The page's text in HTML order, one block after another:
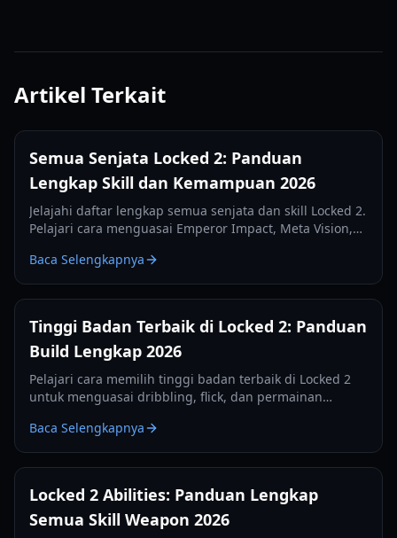
Artikel Terkait
Semua Senjata Locked 2: Panduan
Lengkap Skill dan Kemampuan 2026
Jelajahi daftar lengkap semua senjata dan skill Locked 2.
Pelajari cara menguasai Emperor Impact, Meta Vision,
2026 ini.
Baca Selengkapnya
Tinggi Badan Terbaik di Locked 2: Panduan
Build Lengkap 2026
Pelajari cara memilih tinggi badan terbaik di Locked 2
untuk menguasai dribbling, flick, dan permainan
untuk tahun 2026.
Baca Selengkapnya
Locked 2 Abilities: Panduan Lengkap
Semua Skill Weapon 2026